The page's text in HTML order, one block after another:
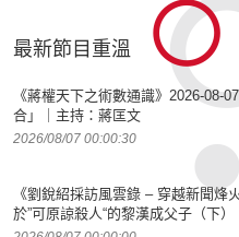
最新節目重溫
《蔣權天下之術數通識》2026-08-
合」｜主持：蔣匡文
2026/08/07 00:00:30
《劉銳紹採訪風雲錄 – 穿越新聞烽
於”可原諒殺人“的黎漢成父子（下）